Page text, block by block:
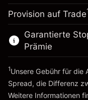
Zur Plattform
Positionswert
Positionsgröße
~SEK 5,000.00
Geld aus
Zur Plattform
Provision auf Trade
Garantierte
Prämie
1Unsere Gebühr für die
Spread, die Differenz
Weitere Informationen